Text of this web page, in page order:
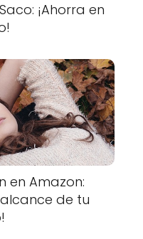
¡Ahorra en
en Amazon:
de tu